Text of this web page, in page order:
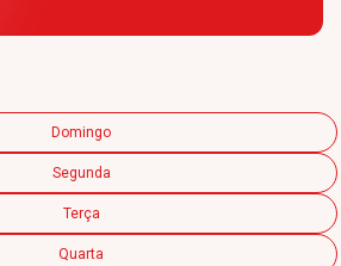
Domingo
Segunda
Terça
Quarta